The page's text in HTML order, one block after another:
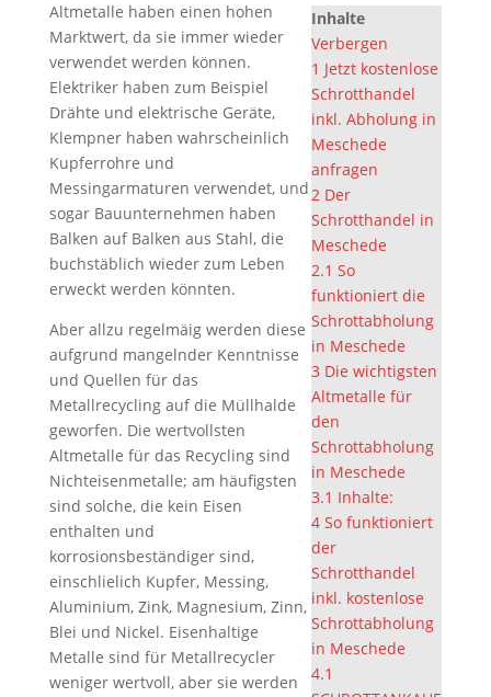
Altmetalle haben einen hohen
Marktwert, da sie immer wieder
verwendet werden können.
Elektriker haben zum Beispiel
Drähte und elektrische Geräte,
Klempner haben wahrscheinlich
Kupferrohre und
Messingarmaturen verwendet, und
sogar Bauunternehmen haben
Balken auf Balken aus Stahl, die
buchstäblich wieder zum Leben
erweckt werden könnten.
Aber allzu regelmäig werden diese
aufgrund mangelnder Kenntnisse
und Quellen für das
Metallrecycling auf die Müllhalde
geworfen. Die wertvollsten
Altmetalle für das Recycling sind
Nichteisenmetalle; am häufigsten
sind solche, die kein Eisen
enthalten und
korrosionsbeständiger sind,
einschlielich Kupfer, Messing,
Aluminium, Zink, Magnesium, Zinn,
Blei und Nickel. Eisenhaltige
Metalle sind für Metallrecycler
weniger wertvoll, aber sie werden
Inhalte
Verbergen
1 Jetzt kostenlose
Schrotthandel
inkl. Abholung in
Meschede
anfragen
2 Der
Schrotthandel in
Meschede
2.1 So
funktioniert die
Schrottabholung
in Meschede
3 Die wichtigsten
Altmetalle für
den
Schrottabholung
in Meschede
3.1 Inhalte:
4 So funktioniert
der
Schrotthandel
inkl. kostenlose
Schrottabholung
in Meschede
4.1